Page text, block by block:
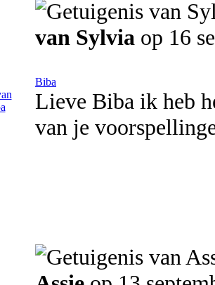
van Sylvia op 16
Biba
Lieve Biba ik heb
van je